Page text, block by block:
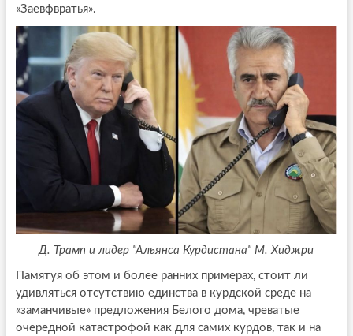
«Заевфвратья».
Д. Трамп и лидер "Альянса Курдистана" М. Хиджри
Памятуя об этом и более ранних примерах, стоит ли
удивляться отсутствию единства в курдской среде на
«заманчивые» предложения Белого дома, чреватые
очередной катастрофой как для самих курдов, так и на